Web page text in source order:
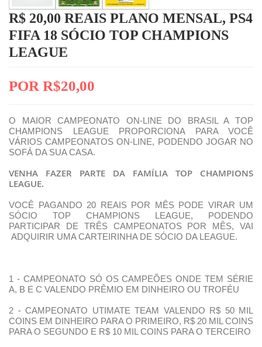
R$ 20,00 REAIS PLANO MENSAL, PS4
FIFA 18 SÓCIO TOP CHAMPIONS
LEAGUE
POR R$20,00
O MAIOR CAMPEONATO ON-LINE DO BRASIL A TOP
CHAMPIONS LEAGUE PROPORCIONA PARA VOCÊ
VÁRIOS CAMPEONATOS ON-LINE, PODENDO JOGAR NO
SOFÁ DA SUA CASA.
VENHA FAZER PARTE DA FAMÍLIA TOP CHAMPIONS
LEAGUE.
VOCÊ PAGANDO 20 REAIS POR MÊS PODE VIRAR UM
SÓCIO TOP CHAMPIONS LEAGUE, PODENDO
PARTICIPAR DE TRÊS CAMPEONATOS POR MÊS, VAI
ADQUIRIR UMA CARTEIRINHA DE SÓCIO DA LEAGUE.
1 - CAMPEONATO SÓ OS CAMPEÕES ONDE TEM SÉRIE
A, B E C VALENDO PRÊMIO EM DINHEIRO OU TROFÉU
2 - CAMPEONATO UTIMATE TEAM VALENDO R$ 50 MIL
COINS EM DINHEIRO PARA O PRIMEIRO, R$ 20 MIL COINS
PARA O SEGUNDO E R$ 10 MIL COINS PARA O TERCEIRO